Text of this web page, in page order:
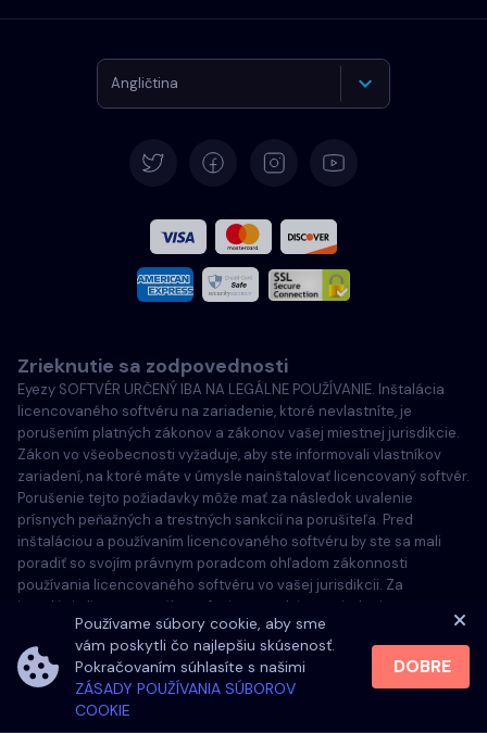
Používame súbory cookie, aby sme
vám poskytli čo najlepšiu skúsenosť.
Pokračovaním súhlasíte s našimi
ZÁSADY POUŽÍVANIA SÚBOROV
COOKIE
DOBRE
Angličtina
Francúzština
Português
Türkçe
Poľský
Zrieknutie sa zodpovednosti
Eyezy SOFTVÉR URČENÝ IBA NA LEGÁLNE POUŽÍVANIE. Inštalácia
licencovaného softvéru na zariadenie, ktoré nevlastníte, je
porušením platných zákonov a zákonov vašej miestnej jurisdikcie.
Zákon vo všeobecnosti vyžaduje, aby ste informovali vlastníkov
zariadení, na ktoré máte v úmysle nainštalovať licencovaný softvér.
Porušenie tejto požiadavky môže mať za následok uvalenie
prísnych peňažných a trestných sankcií na porušiteľa. Pred
inštaláciou a používaním licencovaného softvéru by ste sa mali
poradiť so svojím právnym poradcom ohľadom zákonnosti
používania licencovaného softvéru vo vašej jurisdikcii. Za
inštaláciu licencovaného softvéru na takéto zariadenie ste
zodpovední výlučne vy a ste si vedomí, že spoločnosť Eyezy
nemôže byť za to zodpovedná.